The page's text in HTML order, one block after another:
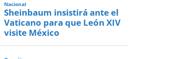
Nacional
Sheinbaum insistirá ante el
Vaticano para que León XIV
visite México